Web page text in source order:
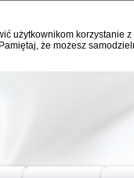
użytkownikom korzystanie
że możesz